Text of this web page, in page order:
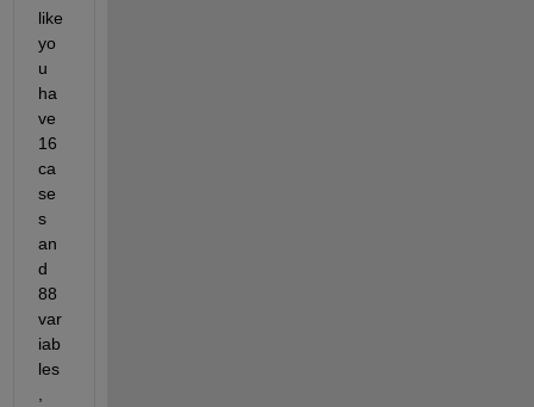
like
yo
u
ha
ve
16
ca
se
s
an
d
88
var
iab
les